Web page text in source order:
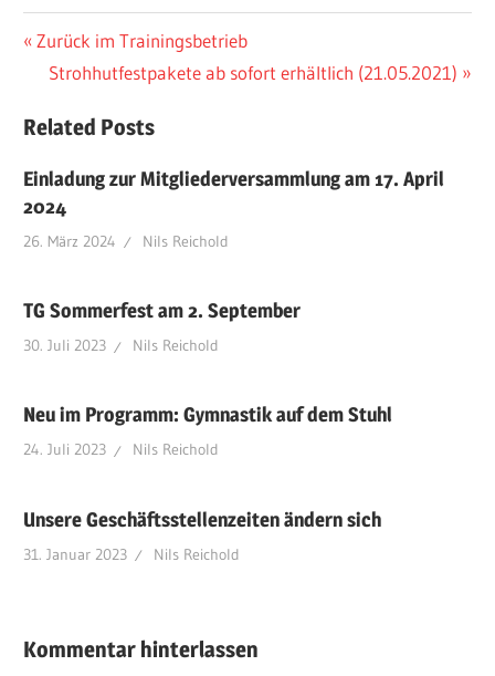
Beitragsnavigation
Vorheriger
Beitrag:
Zurück im Trainingsbetrieb
Nächster
Strohhutfestpakete ab sofort erhältlich (21.05.2021)
Related Posts
Einladung zur Mitgliederversammlung am 17. April
2024
26. März 2024 Nils Reichold
TG Sommerfest am 2. September
30. Juli 2023 Nils Reichold
Neu im Programm: Gymnastik auf dem Stuhl
24. Juli 2023 Nils Reichold
Unsere Geschäftsstellenzeiten ändern sich
31. Januar 2023 Nils Reichold
Kommentar hinterlassen